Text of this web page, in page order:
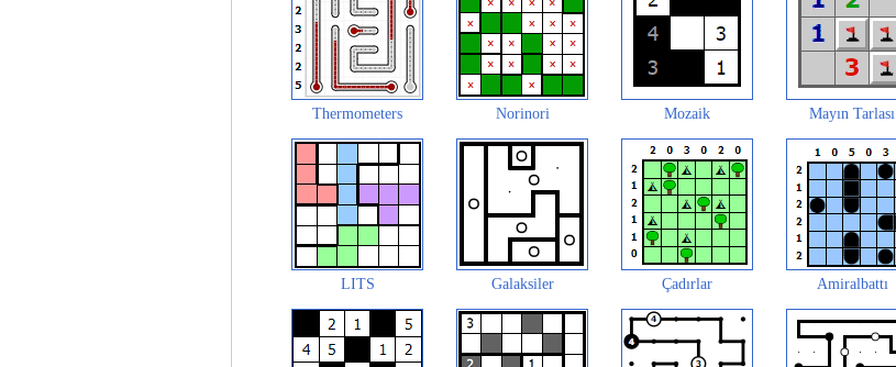
Thermometers Norinori Mozaik Mayın Tarlası
LITS Galaksiler Çadırlar Amiralbattı